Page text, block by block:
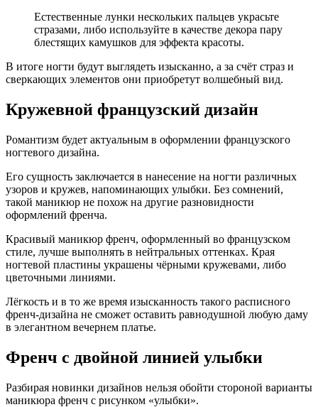
Естественные лунки нескольких пальцев украсьте
стразами, либо используйте в качестве декора пару
блестящих камушков для эффекта красоты.
В итоге ногти будут выглядеть изысканно, а за счёт страз и
сверкающих элементов они приобретут волшебный вид.
Кружевной французский дизайн
Романтизм будет актуальным в оформлении французского
ногтевого дизайна.
Его сущность заключается в нанесение на ногти различных
узоров и кружев, напоминающих улыбки. Без сомнений,
такой маникюр не похож на другие разновидности
оформлений френча.
Красивый маникюр френч, оформленный во французском
стиле, лучше выполнять в нейтральных оттенках. Края
ногтевой пластины украшены чёрными кружевами, либо
цветочными линиями.
Лёгкость и в то же время изысканность такого расписного
френч-дизайна не сможет оставить равнодушной любую даму
в элегантном вечернем платье.
Френч с двойной линией улыбки
Разбирая новинки дизайнов нельзя обойти стороной варианты
маникюра френч с рисунком «улыбки».